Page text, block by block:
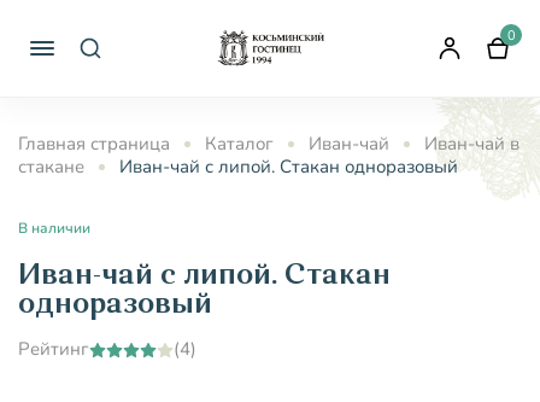
0
Главная страница Каталог Иван-чай
Иван-чай в
стакане
Иван-чай с липой. Стакан одноразовый
В наличии
Иван-чай с липой. Стакан
одноразовый
Рейтинг (4)